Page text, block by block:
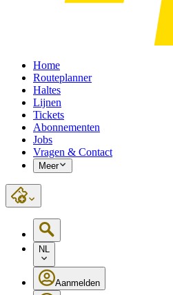
Home
Routeplanner
Haltes
Lijnen
Tickets
Abonnementen
Jobs
Vragen & Contact
Meer
NL
Aanmelden